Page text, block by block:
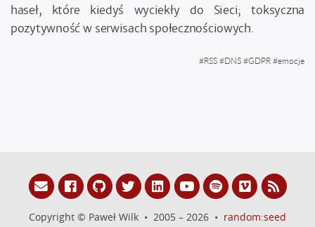
haseł, które kiedyś wyciekły do Sieci; toksyczna
pozytywność w serwisach społecznościowych.
#RSS#DNS#GDPR#emocje
Copyright © Paweł Wilk • 2005 – 2026 • random:seed